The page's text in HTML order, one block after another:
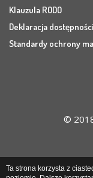
Klauzula RODO
Deklaracja dostępności
Standardy ochrony
©
Ta strona korzysta z